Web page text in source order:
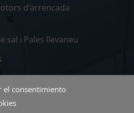
el consentimiento
d’arrencada
sal i Pales llevaneu